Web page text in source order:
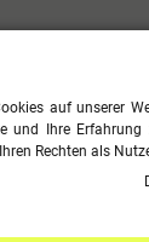
32 cm,
36 cm,
cm,
auf unserer
und Ihre
Rechten als